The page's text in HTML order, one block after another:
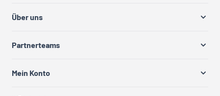
Über uns
Partnerteams
Mein Konto